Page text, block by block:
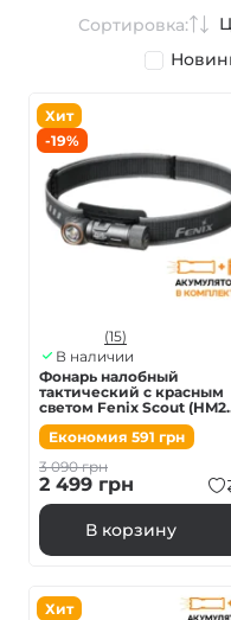
Сортировка:
Хит
-19%
(15)
В наличии
Фонарь налобный
тактический с красным
светом Fenix Scout
V2.0) | Лимитированная
серия
Економия 591 грн
3 090грн
2 499 грн
В корзину
Хит